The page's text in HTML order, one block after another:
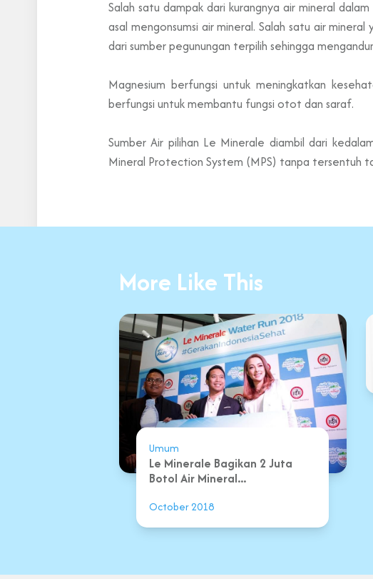
Salah satu dampak dari kurangnya air mineral
asal mengonsumsi air mineral. Salah satu air
dari sumber pegunungan terpilih sehingga
Magnesium berfungsi untuk meningkatkan
berfungsi untuk membantu fungsi otot dan saraf.
Sumber Air pilihan Le Minerale diambil dari
Mineral Protection System (MPS) tanpa tersentuh
More Like This
Umum
Le Minerale Bagikan 2 Juta
Botol Air Mineral...
October 2018